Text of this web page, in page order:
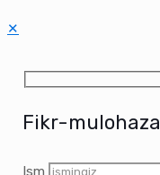
✕
Fikr-mulohaza
Ism